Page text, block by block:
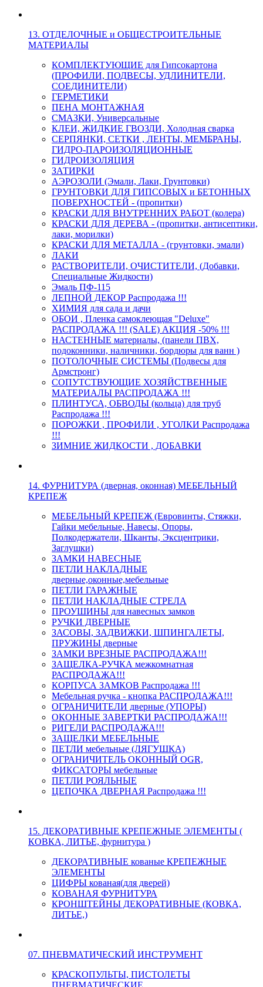
13. ОТДЕЛОЧНЫЕ и ОБЩЕСТРОИТЕЛЬНЫЕ
МАТЕРИАЛЫ
КОМПЛЕКТУЮЩИЕ для Гипсокартона
(ПРОФИЛИ, ПОДВЕСЫ, УДЛИНИТЕЛИ,
СОЕДИНИТЕЛИ)
ГЕРМЕТИКИ
ПЕНА МОНТАЖНАЯ
СМАЗКИ, Универсальные
КЛЕИ, ЖИДКИЕ ГВОЗДИ, Холодная сварка
СЕРПЯНКИ, СЕТКИ , ЛЕНТЫ, МЕМБРАНЫ,
ГИДРО-ПАРОИЗОЛЯЦИОННЫЕ
ГИДРОИЗОЛЯЦИЯ
ЗАТИРКИ
АЭРОЗОЛИ (Эмали, Лаки, Грунтовки)
ГРУНТОВКИ ДЛЯ ГИПСОВЫХ и БЕТОННЫХ
ПОВЕРХНОСТЕЙ - (пропитки)
КРАСКИ ДЛЯ ВНУТРЕННИХ РАБОТ (колера)
КРАСКИ ДЛЯ ДЕРЕВА - (пропитки, антисептики,
лаки, морилки)
КРАСКИ ДЛЯ МЕТАЛЛА - (грунтовки, эмали)
ЛАКИ
РАСТВОРИТЕЛИ, ОЧИСТИТЕЛИ, (Добавки,
Специальные Жидкости)
Эмаль ПФ-115
ЛЕПНОЙ ДЕКОР Распродажа !!!
ХИМИЯ для сада и дачи
ОБОИ , Пленка самоклеющая "Deluxe"
РАСПРОДАЖА !!! (SALE) АКЦИЯ -50% !!!
НАСТЕННЫЕ материалы, (панели ПВХ,
подоконники, наличники, бордюры для ванн )
ПОТОЛОЧНЫЕ СИСТЕМЫ (Подвесы для
Армстронг)
СОПУТСТВУЮЩИЕ ХОЗЯЙСТВЕННЫЕ
МАТЕРИАЛЫ РАСПРОДАЖА !!!
ПЛИНТУСА, ОБВОДЫ (кольца) для труб
Распродажа !!!
ПОРОЖКИ , ПРОФИЛИ , УГОЛКИ Распродажа
!!!
ЗИМНИЕ ЖИДКОСТИ , ДОБАВКИ
14. ФУРНИТУРА (дверная, оконная) МЕБЕЛЬНЫЙ
КРЕПЕЖ
МЕБЕЛЬНЫЙ КРЕПЕЖ (Евровинты, Стяжки,
Гайки мебельные, Навесы, Опоры,
Полкодержатели, Шканты, Эксцентрики,
Заглушки)
ЗАМКИ НАВЕСНЫЕ
ПЕТЛИ НАКЛАДНЫЕ
дверные,оконные,мебельные
ПЕТЛИ ГАРАЖНЫЕ
ПЕТЛИ НАКЛАДНЫЕ СТРЕЛА
ПРОУШИНЫ для навесных замков
РУЧКИ ДВЕРНЫЕ
ЗАСОВЫ, ЗАДВИЖКИ, ШПИНГАЛЕТЫ,
ПРУЖИНЫ дверные
ЗАМКИ ВРЕЗНЫЕ РАСПРОДАЖА!!!
ЗАЩЕЛКА-РУЧКА межкомнатная
РАСПРОДАЖА!!!
КОРПУСА ЗАМКОВ Распродажа !!!
Мебельная ручка - кнопка РАСПРОДАЖА!!!
ОГРАНИЧИТЕЛИ дверные (УПОРЫ)
ОКОННЫЕ ЗАВЕРТКИ РАСПРОДАЖА!!!
РИГЕЛИ РАСПРОДАЖА!!!
ЗАЩЕЛКИ МЕБЕЛЬНЫЕ
ПЕТЛИ мебельные (ЛЯГУШКА)
ОГРАНИЧИТЕЛЬ ОКОННЫЙ OGR,
ФИКСАТОРЫ мебельные
ПЕТЛИ РОЯЛЬНЫЕ
ЦЕПОЧКА ДВЕРНАЯ Распродажа !!!
15. ДЕКОРАТИВНЫЕ КРЕПЕЖНЫЕ ЭЛЕМЕНТЫ (
КОВКА, ЛИТЬЕ, фурнитура )
ДЕКОРАТИВНЫЕ кованые КРЕПЕЖНЫЕ
ЭЛЕМЕНТЫ
ЦИФРЫ кованая(для дверей)
КОВАНАЯ ФУРНИТУРА
КРОНШТЕЙНЫ ДЕКОРАТИВНЫЕ (КОВКА,
ЛИТЬЕ,)
07. ПНЕВМАТИЧЕСКИЙ ИНСТРУМЕНТ
КРАСКОПУЛЬТЫ, ПИСТОЛЕТЫ
ПНЕВМАТИЧЕСКИЕ